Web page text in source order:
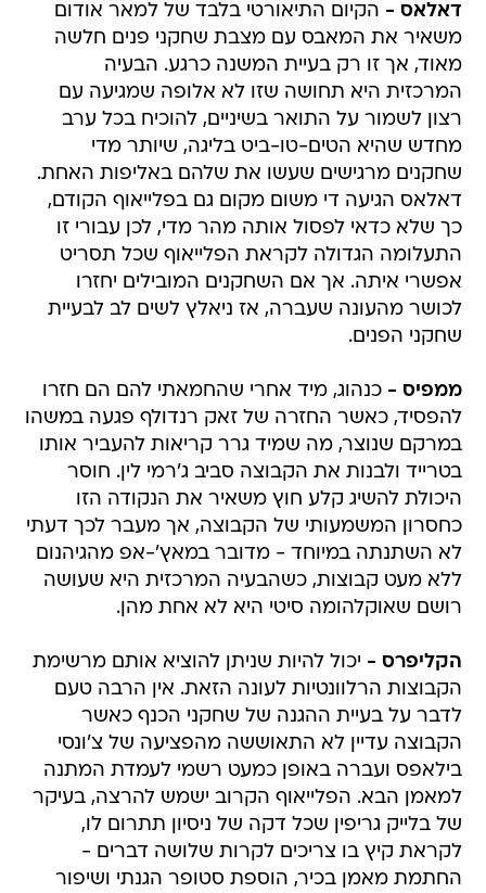
דאלאס - הקיום התיאורטי בלבד של למאר אודום
משאיר את המאבס עם מצבת שחקני פנים חלשה
מאוד, אך זו רק בעיית המשנה כרגע. הבעיה
המרכזית היא תחושה שזו לא אלופה שמגיעה עם
רצון לשמור על התואר בשיניים, להוכיח בכל ערב
מחדש שהיא הטים-טו-ביט בליגה, שיותר מדי
שחקנים מרגישים שעשו את שלהם באליפות האחת.
דאלאס הגיעה די משום מקום גם בפלייאוף הקודם,
כך שלא כדאי לפסול אותה מהר מדי, לכן עבורי זו
התעלומה הגדולה לקראת הפלייאוף שכל תסריט
אפשרי איתה. אך אם השחקנים המובילים יחזרו
לכושר מהעונה שעברה, אז ניאלץ לשים לב לבעיית
שחקני הפנים.
ממפיס - כנהוג, מיד אחרי שהחמאתי להם הם חזרו
להפסיד, כאשר החזרה של זאק רנדולף פגעה במשהו
במרקם שנוצר, מה שמיד גרר קריאות להעביר אותו
בטרייד ולבנות את הקבוצה סביב ג'רמי לין. חוסר
היכולת להשיג קלע חוץ משאיר את הנקודה הזו
כחסרון המשמעותי של הקבוצה, אך מעבר לכך דעתי
לא השתנתה במיוחד - מדובר במאץ'-אפ מהגיהנום
ללא מעט קבוצות, כשהבעיה המרכזית היא שעושה
רושם שאוקלהומה סיטי היא לא אחת מהן.
הקליפרס - יכול להיות שניתן להוציא אותם מרשימת
הקבוצות הרלוונטיות לעונה הזאת. אין הרבה טעם
לדבר על בעיית ההגנה של שחקני הכנף כאשר
הקבוצה עדיין לא התאוששה מהפציעה של צ'ונסי
בילאפס ועברה באופן כמעט רשמי לעמדת המתנה
למאמן הבא. הפלייאוף הקרוב ישמש להרצה, בעיקר
של בלייק גריפין שכל דקה של ניסיון תתרום לו,
לקראת קיץ בו צריכים לקרות שלושה דברים -
החתמת מאמן בכיר, הוספת סטופר הגנתי ושיפור